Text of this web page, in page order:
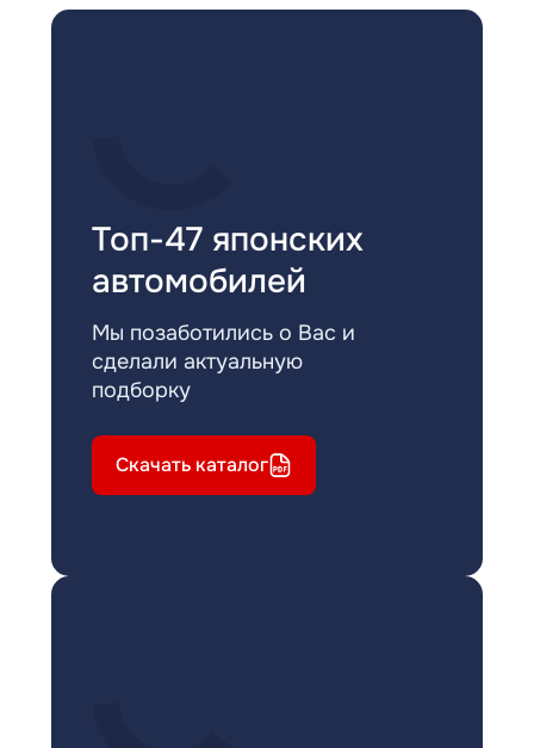
Топ-47 японских
автомобилей
Мы позаботились о Вас и
сделали актуальную
подборку
Скачать каталог